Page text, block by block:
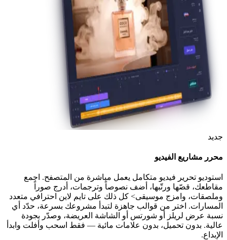
جديد
محرر مشاريع الفيديو
استوديو تحرير فيديو متكامل يعمل مباشرة من المتصفح. اجمع
مقاطعك، قصّها ورتّبها، أضف نصوصاً وترجمات، أدرج صوراً
وملصقات، وامزج موسيقى> كل ذلك على تايم لاين احترافي متعدد
المسارات. اختر من قوالب جاهزة لتبدأ مشروعك بسرعة، حدّد أي
نسبة عرض لريلز أو شورتس أو الشاشة العريضة، وصدّر بجودة
عالية. بدون تحميل، بدون علامات مائية — فقط اسحب وأفلت وابدأ
الإبداع.